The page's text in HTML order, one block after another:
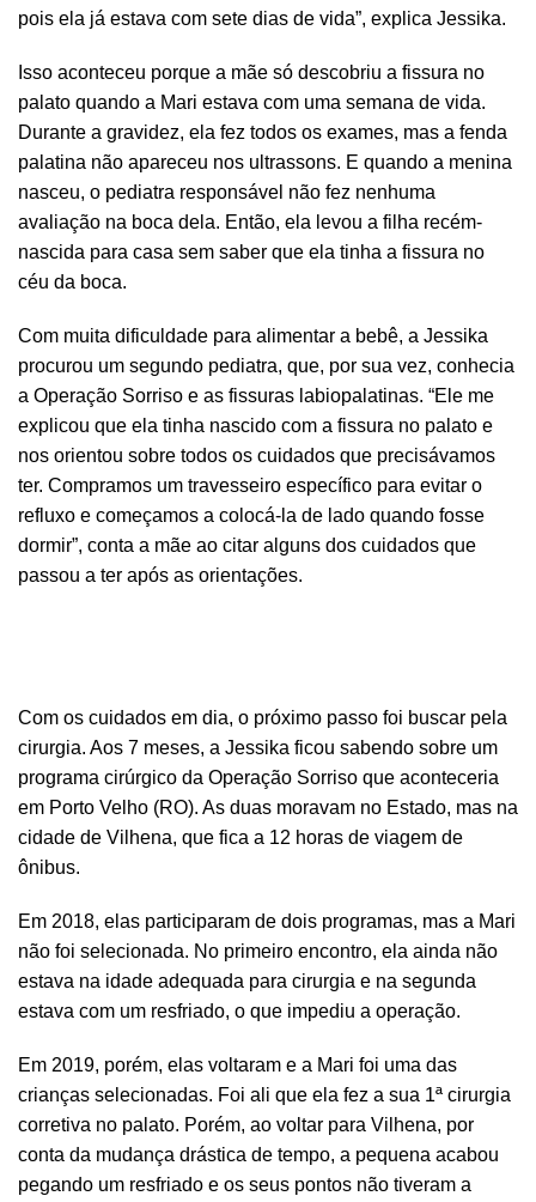
pois ela já estava com sete dias de vida”, explica Jessika.
Isso aconteceu porque a mãe só descobriu a fissura no
palato quando a Mari estava com uma semana de vida.
Durante a gravidez, ela fez todos os exames, mas a fenda
palatina não apareceu nos ultrassons. E quando a menina
nasceu, o pediatra responsável não fez nenhuma
avaliação na boca dela. Então, ela levou a filha recém-
nascida para casa sem saber que ela tinha a fissura no
céu da boca.
Com muita dificuldade para alimentar a bebê, a Jessika
procurou um segundo pediatra, que, por sua vez, conhecia
a Operação Sorriso e as fissuras labiopalatinas. “Ele me
explicou que ela tinha nascido com a fissura no palato e
nos orientou sobre todos os cuidados que precisávamos
ter. Compramos um travesseiro específico para evitar o
refluxo e começamos a colocá-la de lado quando fosse
dormir”, conta a mãe ao citar alguns dos cuidados que
passou a ter após as orientações.
Com os cuidados em dia, o próximo passo foi buscar pela
cirurgia. Aos 7 meses, a Jessika ficou sabendo sobre um
programa cirúrgico da Operação Sorriso que aconteceria
em Porto Velho (RO). As duas moravam no Estado, mas na
cidade de Vilhena, que fica a 12 horas de viagem de
ônibus.
Em 2018, elas participaram de dois programas, mas a Mari
não foi selecionada. No primeiro encontro, ela ainda não
estava na idade adequada para cirurgia e na segunda
estava com um resfriado, o que impediu a operação.
Em 2019, porém, elas voltaram e a Mari foi uma das
crianças selecionadas. Foi ali que ela fez a sua 1ª cirurgia
corretiva no palato. Porém, ao voltar para Vilhena, por
conta da mudança drástica de tempo, a pequena acabou
pegando um resfriado e os seus pontos não tiveram a